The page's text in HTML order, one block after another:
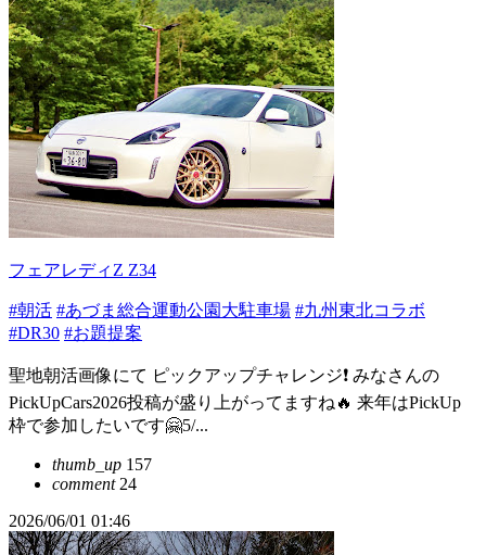
フェアレディZ Z34
#朝活 #あづま総合運動公園大駐車場 #九州東北コラボ
#DR30 #お題提案
聖地朝活画像にて ピックアップチャレンジ❗️ みなさんの
PickUpCars2026投稿が盛り上がってますね🔥 来年はPickUp
枠で参加したいです🤗5/...
thumb_up 157
comment24
2026/06/01 01:46